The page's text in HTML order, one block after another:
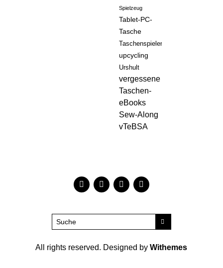
Spielzeug
Tablet-PC-
Tasche
Taschenspieler
upcycling
Urshult
vergessene
Taschen-
eBooks
Sew-Along
vTeBSA
All rights reserved. Designed byWithemes